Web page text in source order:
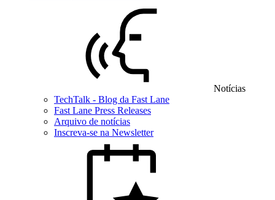
Notícias
TechTalk - Blog da Fast Lane
Fast Lane Press Releases
Arquivo de notícias
Inscreva-se na Newsletter